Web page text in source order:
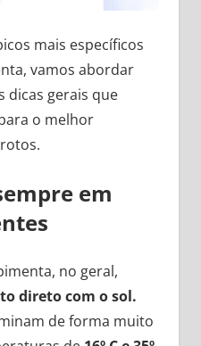
mais específicos
vamos abordar
dicas gerais que
o melhor
em
no geral,
direto com o sol.
de forma muito